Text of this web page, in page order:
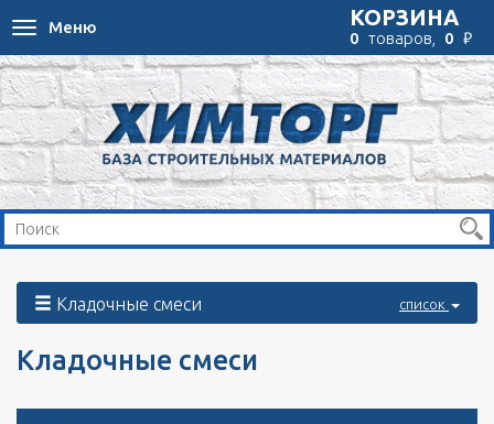
Toggle
navigation
Меню КОРЗИНА
0 товаров, 0 ₽
Кладочные смеси список
Кладочные смеси